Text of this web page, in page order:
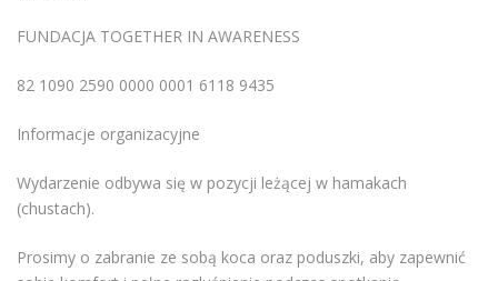
FUNDACJA TOGETHER IN AWARENESS
82 1090 2590 0000 0001 6118 9435
Informacje organizacyjne
Wydarzenie odbywa się w pozycji leżącej w hamakach
(chustach).
Prosimy o zabranie ze sobą koca oraz poduszki, aby zapewnić